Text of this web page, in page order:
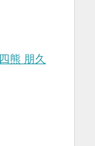
四熊 朋久